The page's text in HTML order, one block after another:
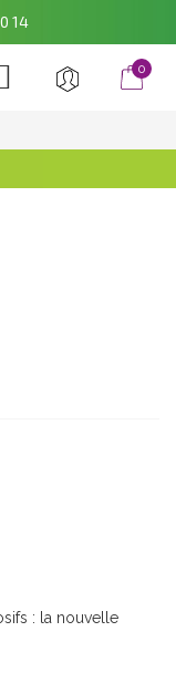
14
0
: la nouvelle